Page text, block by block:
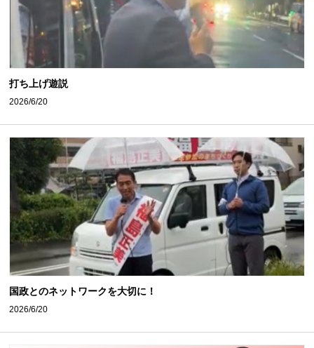
打ち上げ遊説
2026/6/20
国政とのネットワークを大切に！
2026/6/20